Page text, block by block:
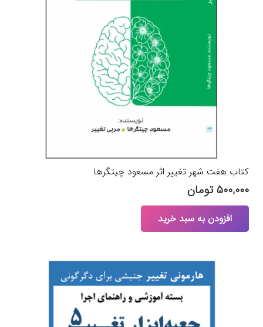
کتاب هفت شهر تغییر اثر مسعود چیتگرها
۵۰۰,۰۰۰ تومان
افزودن به سبد خرید